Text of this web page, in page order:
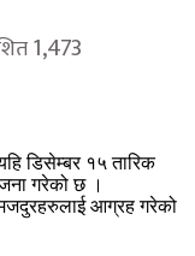
1,473
डिसेम्बर १५ तारिक
गरेको छ ।
मजदुरहरुलाई आग्रह गरेको